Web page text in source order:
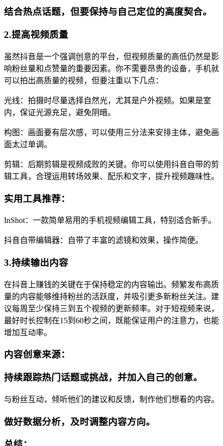
结合热点话题，但要保持与自己定位的高度契合。
2.提高视频质量
虽然抖音是一个强调创意的平台，但视频质量的高低仍然是影
响粉丝量和点赞量的重要因素。你不需要昂贵的设备，手机就
可以拍出高质量的视频，但要注重以下几点：
光线：拍摄时尽量选择自然光，尤其是户外视频。如果是室
内，保证光源充足，避免阴暗。
构图：画面要有层次感，可以使用三分法来安排主体，避免画
面太过单调。
剪辑：后期剪辑是视频成败的关键。你可以使用抖音自带的剪
辑工具，合理运用转场效果、配乐和文字，提升视频趣味性。
实用工具推荐：
InShot：一款简单易用的手机视频编辑工具，特别适合新手。
抖音自带编辑器：自带了丰富的滤镜和效果，操作简便。
3.持续输出内容
在抖音上赚钱的关键在于保持稳定的内容输出。频繁发布高质
量的内容能够维持粉丝的活跃度，并吸引更多新粉丝关注。建
议每周至少保持三到五个视频的更新频率。对于短视频来说，
最好时长控制在15到60秒之间，既能保证用户的注意力，也能
增加互动率。
内容创意来源：
持续跟踪热门话题或挑战，并加入自己的创意。
与粉丝互动，倾听他们的建议和反馈，制作他们想看的内容。
做好数据分析，及时调整内容方向。